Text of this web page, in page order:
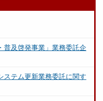
普及啓発事業」業務委託企
ステム更新業務委託に関す